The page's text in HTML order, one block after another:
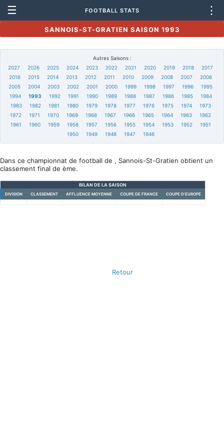
☰ FOOTBALL STATS ⋮
SANNOIS-ST-GRATIEN SAISON 1993
Autres Saisons :
2027
2026 2025 2024 2023 2022 2021 2020 2019 2018
2017
2016
2015 2014 2013 2012 2011 2010 2009 2008 2007
2006
2005
2004 2003 2002 2001 2000 1999 1998 1997 1996
1995
1994
1993 1992 1991 1990 1989 1988 1987 1986 1985
1984
1983
1982 1981 1980 1979 1978 1977 1976 1975 1974
1973
1972
1971 1970 1969 1968 1967 1966 1965 1964 1963
1962
1961
1960 1959 1958 1957 1956 1955 1954 1953 1952
1951
1950
1949 1948 1947 1946
Dans ce championnat de football de , Sannois-St-Gratien obtient un
classement final de ème.
BILAN DE LA SAISON
DIVISION CLASSEMENT AFFLUENCE MOYENNE COUPE DE FRANCE COUPE D'EUROPE
Retour